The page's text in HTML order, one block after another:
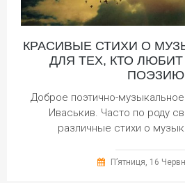
КРАСИВЫЕ СТИХИ О
ДЛЯ ТЕХ, КТО
ПОЭЗИЮ
Доброе поэтично-
Иваськив. Часто по роду
различные стихи о
П’ятниця, 16